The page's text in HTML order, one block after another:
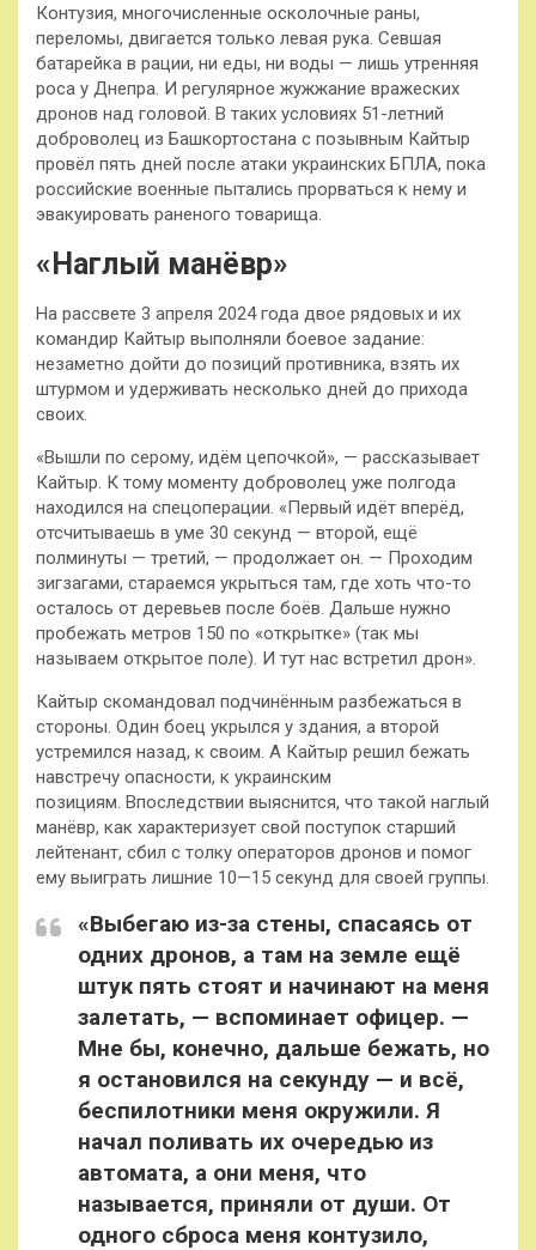
Контузия, многочисленные осколочные раны,
переломы, двигается только левая рука. Севшая
батарейка в рации, ни еды, ни воды — лишь утренняя
роса у Днепра. И регулярное жужжание вражеских
дронов над головой. В таких условиях 51-летний
доброволец из Башкортостана с позывным Кайтыр
провёл пять дней после атаки украинских БПЛА, пока
российские военные пытались прорваться к нему и
эвакуировать раненого товарища.
«Наглый манёвр»
На рассвете 3 апреля 2024 года двое рядовых и их
командир Кайтыр выполняли боевое задание:
незаметно дойти до позиций противника, взять их
штурмом и удерживать несколько дней до прихода
своих.
«Вышли по серому, идём цепочкой», — рассказывает
Кайтыр. К тому моменту доброволец уже полгода
находился на спецоперации. «Первый идёт вперёд,
отсчитываешь в уме 30 секунд — второй, ещё
полминуты — третий, — продолжает он. — Проходим
зигзагами, стараемся укрыться там, где хоть что-то
осталось от деревьев после боёв. Дальше нужно
пробежать метров 150 по «открытке» (так мы
называем открытое поле). И тут нас встретил дрон».
Кайтыр скомандовал подчинённым разбежаться в
стороны. Один боец укрылся у здания, а второй
устремился назад, к своим. А Кайтыр решил бежать
навстречу опасности, к украинским
позициям. Впоследствии выяснится, что такой наглый
манёвр, как характеризует свой поступок старший
лейтенант, сбил с толку операторов дронов и помог
ему выиграть лишние 10—15 секунд для своей группы.
«Выбегаю из-за стены, спасаясь от
одних дронов, а там на земле ещё
штук пять стоят и начинают на меня
залетать, — вспоминает офицер. —
Мне бы, конечно, дальше бежать, но
я остановился на секунду — и всё,
беспилотники меня окружили. Я
начал поливать их очередью из
автомата, а они меня, что
называется, приняли от души. От
одного сброса меня контузило,